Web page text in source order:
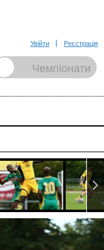
Увійти Реєстрація